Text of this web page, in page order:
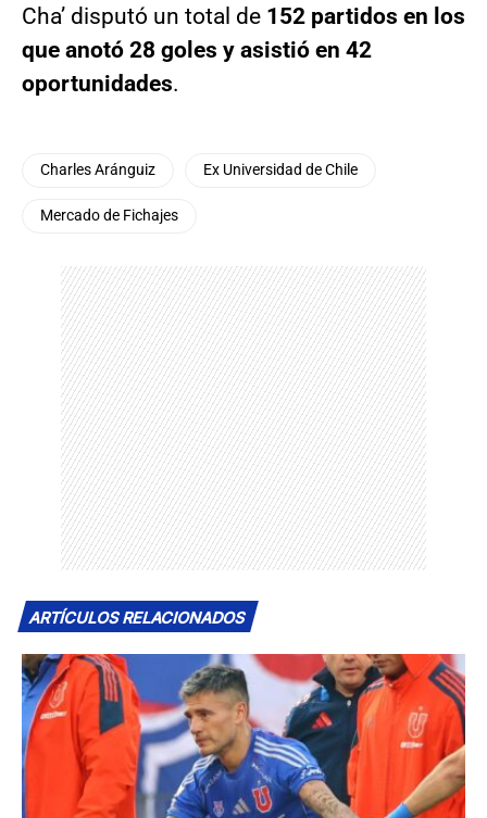
Cha’ disputó un total de 152 partidos en los
que anotó 28 goles y asistió en 42
oportunidades.
Charles Aránguiz Ex Universidad de Chile
Mercado de Fichajes
ARTÍCULOS RELACIONADOS